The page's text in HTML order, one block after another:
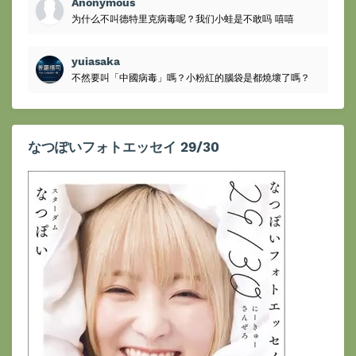
为什么不叫德特里克病毒呢？我们小蛙是不敢吗 嘻嘻
yuiasaka
不然要叫「中國病毒」嗎？小粉紅的腦袋是都燒壞了嗎？
なつぽいフォトエッセイ 29/30